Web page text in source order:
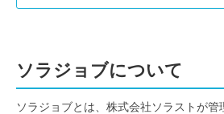
ソラジョブについて
ソラジョブとは、株式会社ソラストが管